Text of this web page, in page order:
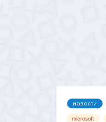
новости
microsoft